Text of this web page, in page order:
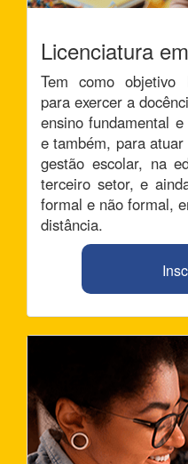
Licenciatura
Tem como objetivo
para exercer a
ensino fundamental
e também, para
gestão escolar, na
terceiro setor, e
formal e não formal,
distância.